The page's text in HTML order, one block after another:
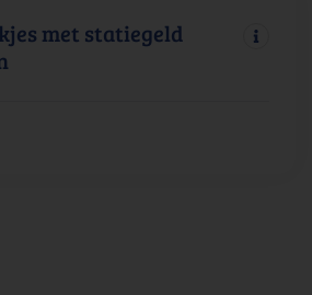
met statiegeld